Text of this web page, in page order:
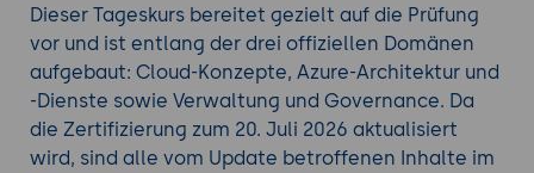
Dieser Tageskurs bereitet gezielt auf die Prüfung
vor und ist entlang der drei offiziellen Domänen
aufgebaut: Cloud-Konzepte, Azure-Architektur und
-Dienste sowie Verwaltung und Governance. Da
die Zertifizierung zum 20. Juli 2026 aktualisiert
wird, sind alle vom Update betroffenen Inhalte im